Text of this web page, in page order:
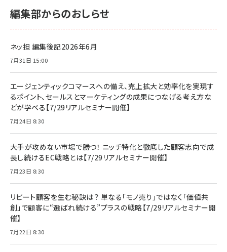
編集部からのおしらせ
ネッ担 編集後記2026年6月
7月31日 15:00
エージェンティックコマースへの備え、売上拡大と効率化を実現す
るポイント、セールスとマーケティングの成果につなげる考え方な
どが学べる【7/29リアルセミナー開催】
7月24日 8:30
大手が攻めない市場で勝つ！ ニッチ特化と徹底した顧客志向で成
長し続けるEC戦略とは【7/29リアルセミナー開催】
7月23日 8:30
リピート顧客を生む秘訣は？ 単なる「モノ売り」ではなく「価値共
創」で顧客に“選ばれ続ける”プラスの戦略【7/29リアルセミナー開
催】
7月22日 8:30